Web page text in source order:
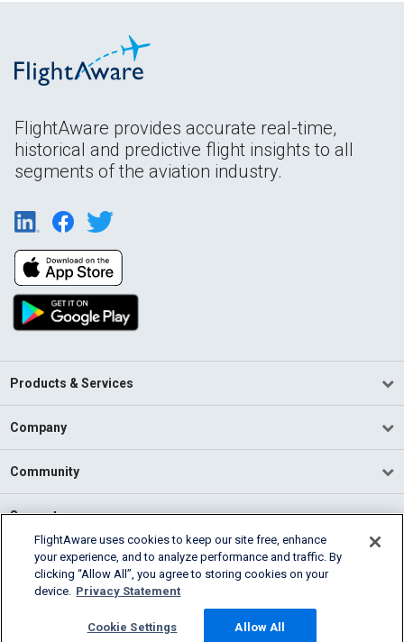
FlightAware provides accurate real-time,
historical and predictive flight insights to all
segments of the aviation industry.
Products & Services
Company
Community
Support
English (USA)
2026 FlightAware
Cookie Settings
FlightAware uses cookies to keep our site free, enhance
your experience, and to analyze performance and traffic. By
clicking “Allow All”, you agree to storing cookies on your
device. Privacy Statement
Cookie Settings Allow All